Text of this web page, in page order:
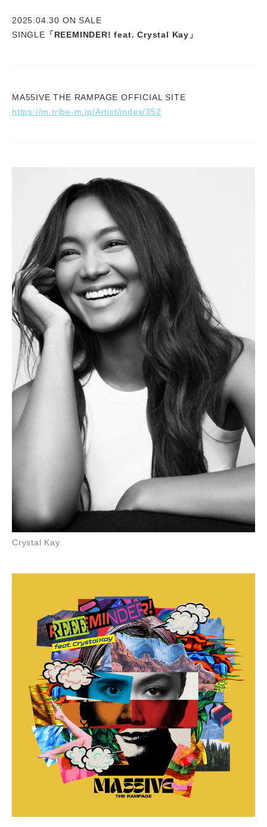
2025.04.30 ON SALE
SINGLE 「REEMINDER! feat. Crystal Kay」
MA55IVE THE RAMPAGE OFFICIAL SITE
https://m.tribe-m.jp/Artist/index/352
Crystal Kay